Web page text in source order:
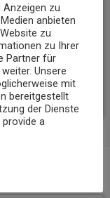
Koblenz
Anzeigen zu
anbieten
zu
zu Ihrer
Partner für
Unsere
mit
bereitgestellt
der Dienste
a